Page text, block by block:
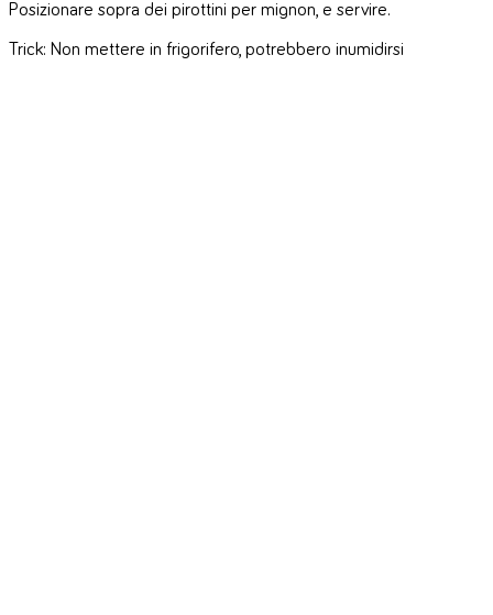
Posizionare sopra dei pirottini per mignon, e servire.
Trick: Non mettere in frigorifero, potrebbero inumidirsi